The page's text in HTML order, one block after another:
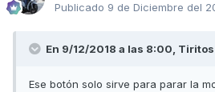
Publicado 9 de Diciembre del
En 9/12/2018 a las 8:00, Tiritos
Ese botón solo sirve para parar la